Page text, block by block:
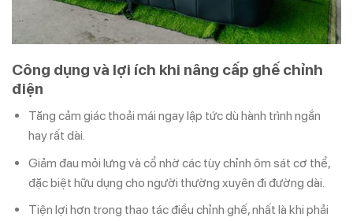
Công dụng và lợi ích khi nâng cấp ghế chỉnh
điện
Tăng cảm giác thoải mái ngay lập tức dù hành trình ngắn
hay rất dài.
Giảm đau mỏi lưng và cổ nhờ các tùy chỉnh ôm sát cơ thể,
đặc biệt hữu dụng cho người thường xuyên đi đường dài.
Tiện lợi hơn trong thao tác điều chỉnh ghế, nhất là khi phải